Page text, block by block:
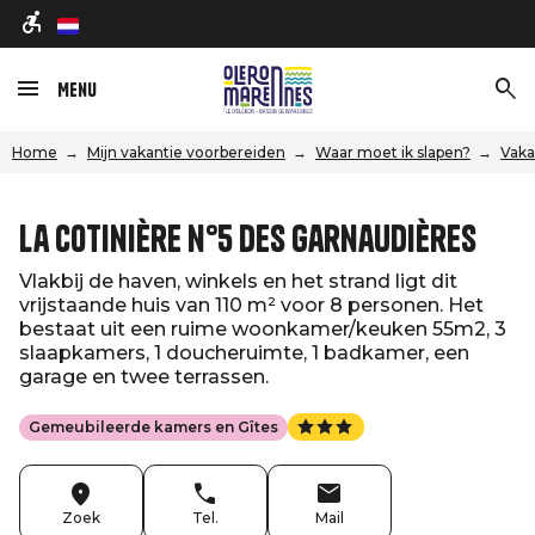
nl
Menu
Home Mijn vakantie voorbereiden Waar moet ik slapen?
La Cotinière n°5 des Garnaudières
Vlakbij de haven, winkels en het strand ligt dit
vrijstaande huis van 110 m² voor 8 personen. Het
bestaat uit een ruime woonkamer/keuken 55m2, 3
slaapkamers, 1 doucheruimte, 1 badkamer, een
garage en twee terrassen.
Gemeubileerde kamers en Gîtes
Zoek Tel. Mail